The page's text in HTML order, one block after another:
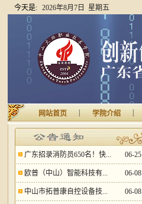
今天是: 2026年8月7日 星期五
网站首页 学院介绍
广东招录消防员650名！快... 06-25
欧普（中山）智能科技有... 06-08
中山市拓普康自控设备技... 06-08